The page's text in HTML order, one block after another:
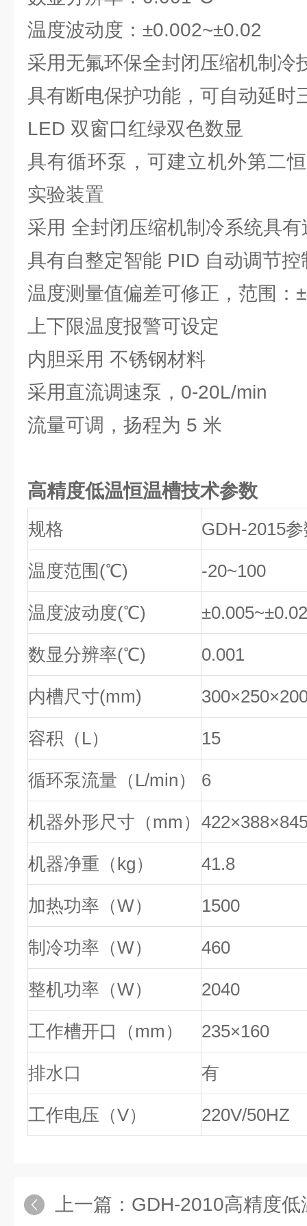
温度波动度：±0.002~±0.02
采用无氟环保全封闭压缩机制冷
具有断电保护功能，可自动延时
LED 双窗口红绿双色数显
具有循环泵，可建立机外第二
实验装置
采用 全封闭压缩机制冷系统具
具有自整定智能 PID 自动调节
温度测量值偏差可修正，范围：
上下限温度报警可设定
内胆采用 不锈钢材料
采用直流调速泵，0-20L/min
流量可调，扬程为 5 米
高精度低温恒温槽技术参数
规格 GDH-2015
温度范围(℃) -20~100
温度波动度(℃)
数显分辨率(℃) 0.001
内槽尺寸(mm)
容积（L） 15
循环泵流量（L/min） 6
机器外形尺寸（mm）
机器净重（kg） 41.8
加热功率（W） 1500
制冷功率（W） 460
整机功率（W） 2040
工作槽开口（mm） 235×160
排水口 有
工作电压（V） 220V/50HZ
上一篇： GDH-2010高精度